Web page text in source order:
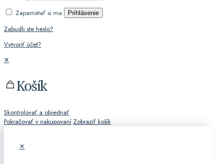
Zapamätať si ma
Prihlásenie
Zabudli ste heslo?
Vytvoriť účet?
✕
Košík
Skontrolovať a objednať
Pokračovať v nakupovaní Zobraziť košík
✕